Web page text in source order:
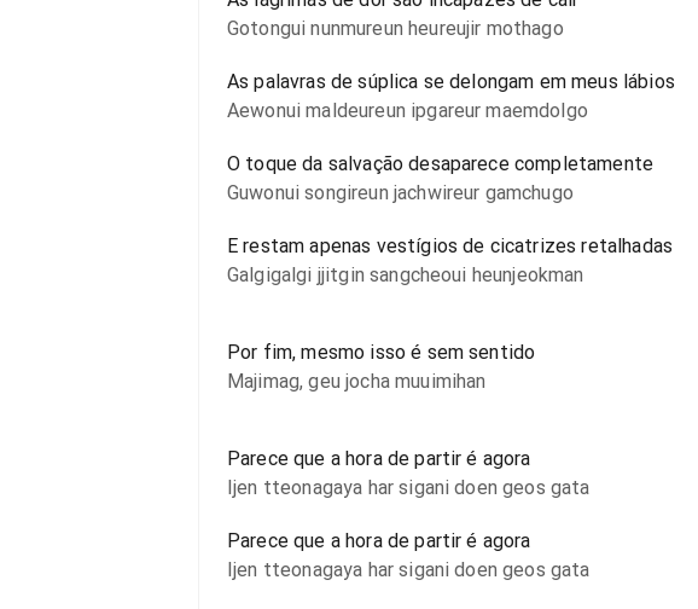
Gotongui nunmureun heureujir mothago
As palavras de súplica se delongam em meus lábios
Aewonui maldeureun ipgareur maemdolgo
O toque da salvação desaparece completamente
Guwonui songireun jachwireur gamchugo
E restam apenas vestígios de cicatrizes retalhadas
Galgigalgi jjitgin sangcheoui heunjeokman
Por fim, mesmo isso é sem sentido
Majimag, geu jocha muuimihan
Parece que a hora de partir é agora
Ijen tteonagaya har sigani doen geos gata
Parece que a hora de partir é agora
Ijen tteonagaya har sigani doen geos gata